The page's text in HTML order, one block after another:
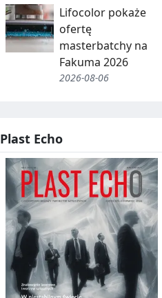
Lifocolor pokaże
ofertę
masterbatchy na
Fakuma 2026
2026-08-06
Plast Echo